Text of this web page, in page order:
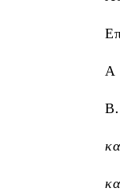
Α
Β.
κα
κα